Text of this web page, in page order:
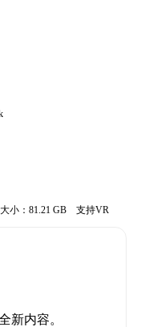
小：81.21 GB 支持VR
新内容。